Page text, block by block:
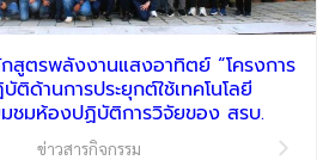
สูตรพลังงานแสงอาทิตย์ “โครงการ
ด้านการประยุกต์ใช้เทคโนโลยี
ชมห้องปฏิบัติการวิจัยของ สรบ.
ข่าวสารกิจกรรม